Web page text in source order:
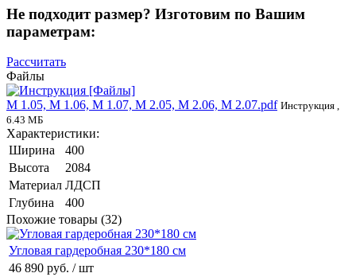
Не подходит размер? Изготовим по Вашим
параметрам:
Рассчитать
Файлы
М 1.05, М 1.06, М 1.07, М 2.05, М 2.06, М 2.07.pdf Инструкция ,
6.43 МБ
Характеристики:
Ширина
400
Высота
2084
Материал ЛДСП
Глубина
400
Похожие товары (32)
Угловая гардеробная 230*180 см
46 890 руб. / шт